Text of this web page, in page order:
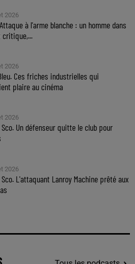
2026
à l'arme blanche : un homme dans
critique,...
2026
Ces friches industrielles qui
plaire au cinéma
2026
Un défenseur quitte le club pour
2026
L'attaquant Lanroy Machine prêté aux